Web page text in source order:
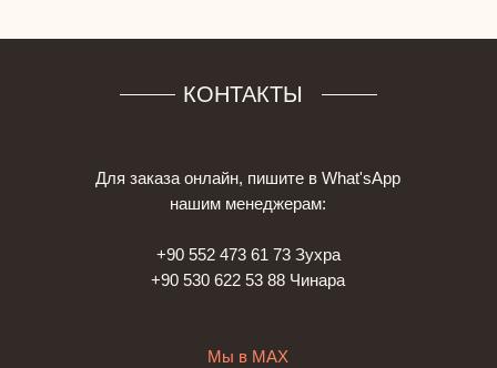
КОНТАКТЫ
Для заказа онлайн, пишите в What'sApp
нашим менеджерам:
+90 552 473 61 73 Зухра
+90 530 622 53 88 Чинара
Мы в МАХ